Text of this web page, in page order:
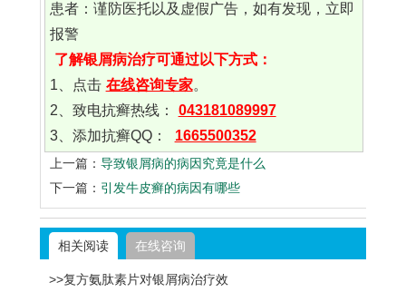
患者：谨防医托以及虚假广告，如有发现，立即
报警
了解银屑病治疗可通过以下方式：
1、点击 在线咨询专家。
2、致电抗癣热线：
043181089997
3、添加抗癣QQ：
1665500352
上一篇： 导致银屑病的病因究竟是什么
下一篇： 引发牛皮癣的病因有哪些
相关阅读 在线咨询
>>复方氨肽素片对银屑病治疗效